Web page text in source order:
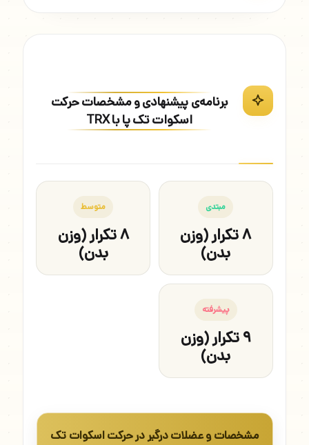
برنامه‌ی پیشنهادی و مشخصات حرکت
اسکوات تک پا با TRX
مبتدی
۸ تکرار (وزن
بدن)
متوسط
۸ تکرار (وزن
بدن)
پیشرفته
۹ تکرار (وزن
بدن)
مشخصات و عضلات درگیر در حرکت اسکوات تک